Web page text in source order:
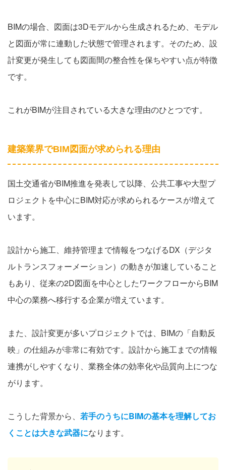
BIMの場合、図面は3Dモデルから生成されるため、モデル
と図面が常に連動した状態で管理されます。そのため、設
計変更が発生しても図面間の整合性を保ちやすい点が特徴
です。
これがBIMが注目されている大きな理由のひとつです。
建築業界でBIM図面が求められる理由
国土交通省がBIM推進を発表して以降、公共工事や大型プ
ロジェクトを中心にBIM対応が求められるケースが増えて
います。
設計から施工、維持管理まで情報をつなげるDX（デジタ
ルトランスフォーメーション）の動きが加速していること
もあり、従来の2D図面を中心としたワークフローからBIM
中心の業務へ移行する企業が増えています。
また、設計変更が多いプロジェクトでは、BIMの「自動反
映」の仕組みが非常に有効です。設計から施工までの情報
連携がしやすくなり、業務全体の効率化や品質向上につな
がります。
こうした背景から、 若手のうちにBIMの基本を理解してお
くことは大きな武器になります。